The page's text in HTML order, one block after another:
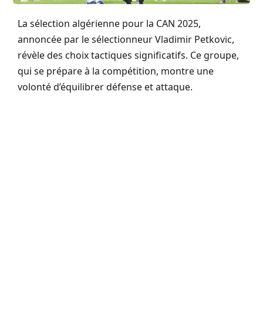
La sélection algérienne pour la CAN 2025,
annoncée par le sélectionneur Vladimir Petkovic,
révèle des choix tactiques significatifs. Ce groupe,
qui se prépare à la compétition, montre une
volonté d’équilibrer défense et attaque.